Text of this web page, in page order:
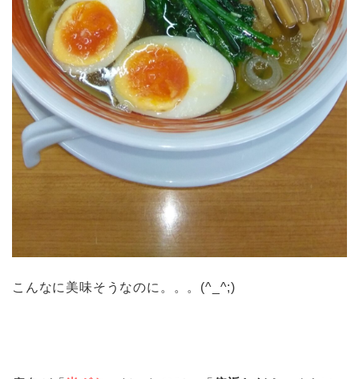
こんなに美味そうなのに。。。(^_^;)